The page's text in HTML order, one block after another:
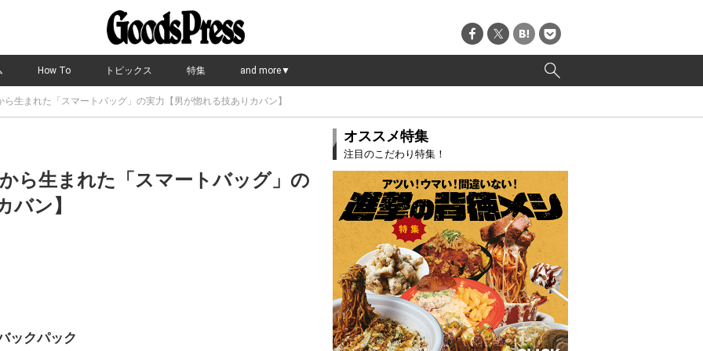
How To トピックス 特集 and more▼
生まれた「スマートバッグ」の実力【男が惚れる技ありカバン】
ら生まれた「スマートバッグ」の
バン】
ックパック
オススメ特集
注目のこだわり特集！